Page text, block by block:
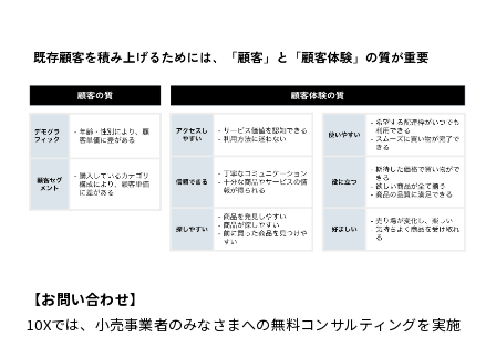
【お問い合わせ】
10Xでは、小売事業者のみなさまへの無料コンサルティングを実施